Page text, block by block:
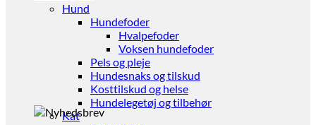
Hund
Hundefoder
Hvalpefoder
Voksen hundefoder
Pels og pleje
Hundesnaks og tilskud
Kosttilskud og helse
Hundelegetøj og tilbehør
Kat